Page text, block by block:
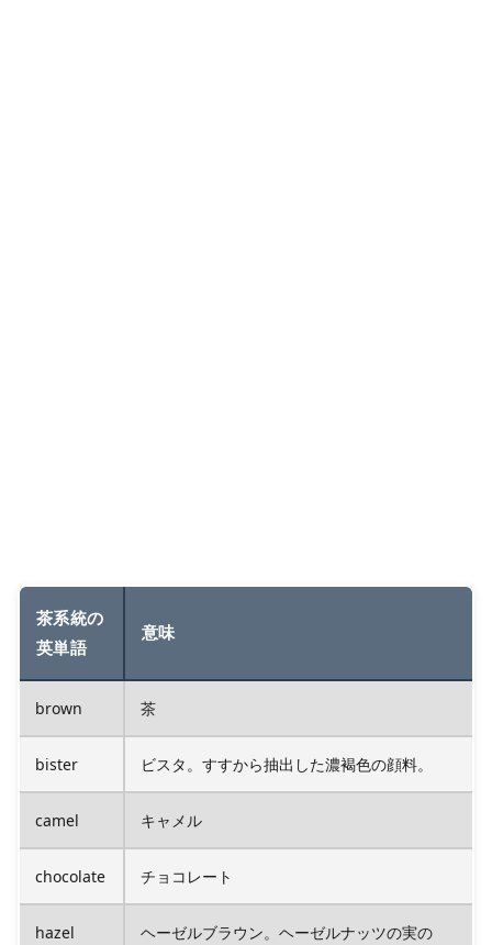
茶系統の
英単語
意味
brown 茶
bister ビスタ。すすから抽出した濃褐色の顔料。
camel キャメル
chocolate チョコレート
hazel
ヘーゼルブラウン。ヘーゼルナッツの実の